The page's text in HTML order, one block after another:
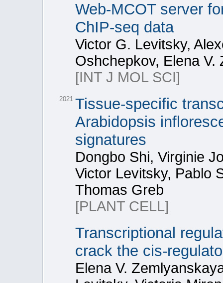
Web-MCOT server
ChIP-seq data
Victor G. Levitsky,
Oshchepkov, Elena
[INT J MOL SCI]
2021 Tissue-specific
Arabidopsis
signatures
Dongbo Shi, Virginie
Victor Levitsky, Pablo
Thomas Greb
[PLANT CELL]
Transcriptional
crack the cis-
Elena V.